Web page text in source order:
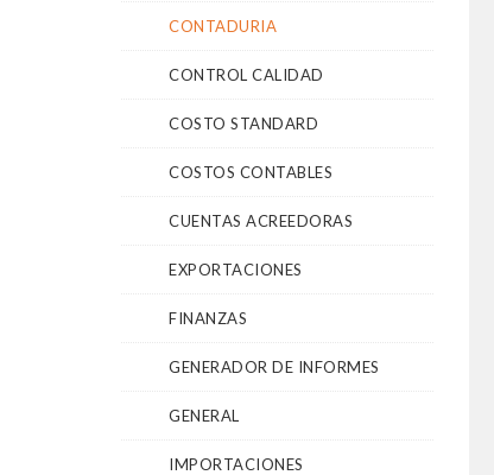
CONTADURIA
CONTROL CALIDAD
COSTO STANDARD
COSTOS CONTABLES
CUENTAS ACREEDORAS
EXPORTACIONES
FINANZAS
GENERADOR DE INFORMES
GENERAL
IMPORTACIONES